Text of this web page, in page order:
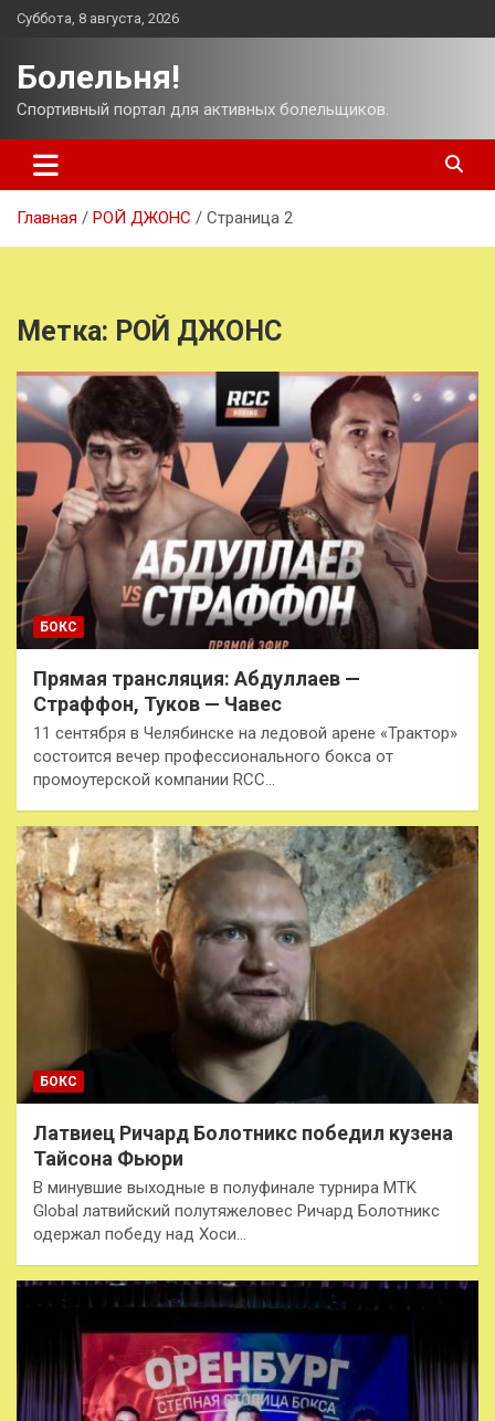
Перейти
Суббота, 8 августа, 2026
Болельня!
Спортивный портал для активных болельщиков.
Главная РОЙ ДЖОНС Страница 2
Метка: РОЙ ДЖОНС
БОКС
Прямая трансляция: Абдуллаев —
Страффон, Туков — Чавес
11 сентября в Челябинске на ледовой арене «Трактор»
состоится вечер профессионального бокса от
промоутерской компании RCC…
БОКС
Латвиец Ричард Болотникс победил кузена
Тайсона Фьюри
В минувшие выходные в полуфинале турнира MTK
Global латвийский полутяжеловес Ричард Болотникс
одержал победу над Хоси…